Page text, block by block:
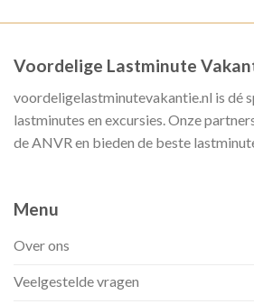
Voordelige Lastminute
voordeligelastminutevakantie.nl is dé
lastminutes en excursies. Onze
de ANVR en bieden de beste
Menu
Over ons
Veelgestelde vragen